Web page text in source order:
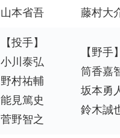
山本省吾
藤村大
【投手】
小川泰弘
野村祐輔
能見篤史
菅野智之
【野手】
筒香嘉
坂本勇
鈴木誠